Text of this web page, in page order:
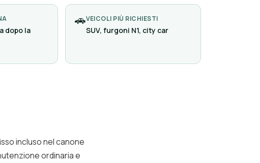
dopo la
🚗VEICOLI PIÙ RICHIESTI
SUV, furgoni N1, city car
incluso nel canone
ordinaria e